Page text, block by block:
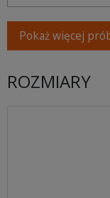
Pokaż więcej
ROZMIARY